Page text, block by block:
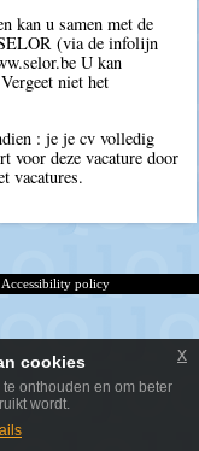
kan u samen met de
(via de infolijn
U kan
niet het
: je je cv volledig
deze vacature door
vacatures.
Accessibility policy
cookies
onthouden en om beter
wordt.
x